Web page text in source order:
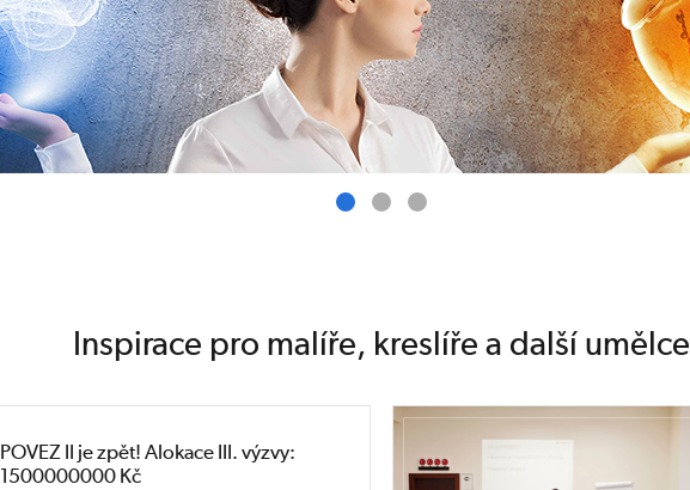
Inspirace pro malíře, kreslíře a další umělce
POVEZ II je zpět! Alokace III. výzvy:
1500000000 Kč